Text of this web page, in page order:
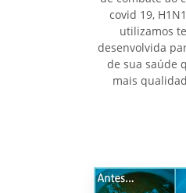
covid 19,
utilizamos
desenvolvida
de sua saúde
mais